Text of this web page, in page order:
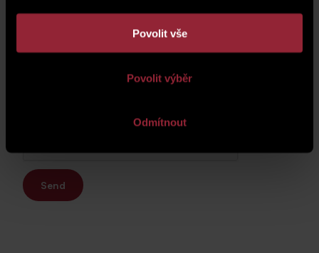
Povolit vše
Povolit výběr
Odmítnout
Send